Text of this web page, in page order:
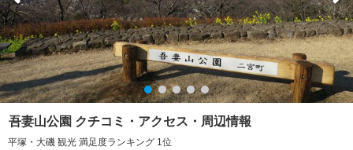
吾妻山公園 クチコミ・アクセス・周辺情報
平塚・大磯 観光 満足度ランキング 1位